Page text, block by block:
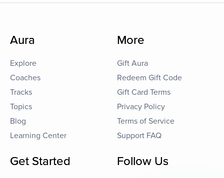
Aura
Explore
Coaches
Tracks
Topics
Blog
Learning Center
More
Gift Aura
Redeem Gift Code
Gift Card Terms
Privacy Policy
Terms of Service
Support FAQ
Get Started Follow Us